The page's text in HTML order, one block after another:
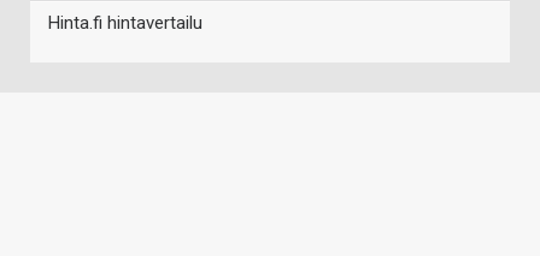
Hinta.fi hintavertailu